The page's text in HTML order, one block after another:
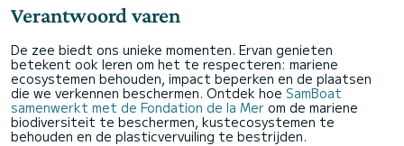
Verantwoord varen
De zee biedt ons unieke momenten. Ervan genieten
betekent ook leren om het te respecteren: mariene
ecosystemen behouden, impact beperken en de plaatsen
die we verkennen beschermen. Ontdek hoe SamBoat
samenwerkt met de Fondation de la Mer om de mariene
biodiversiteit te beschermen, kustecosystemen te
behouden en de plasticvervuiling te bestrijden.